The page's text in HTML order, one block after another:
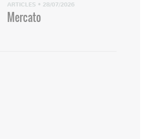
ARTICLES • 28/07/2026
Mercato